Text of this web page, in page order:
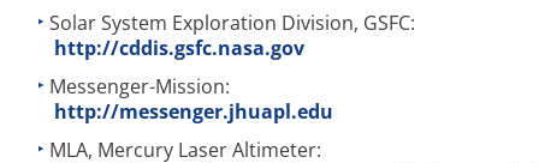
Solar System Exploration Division, GSFC:
http://cddis.gsfc.nasa.gov
Messenger-Mission:
http://messenger.jhuapl.edu
MLA, Mercury Laser Altimeter: